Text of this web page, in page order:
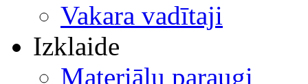
Vakara vadītaji
Izklaide
Materiālu paraugi